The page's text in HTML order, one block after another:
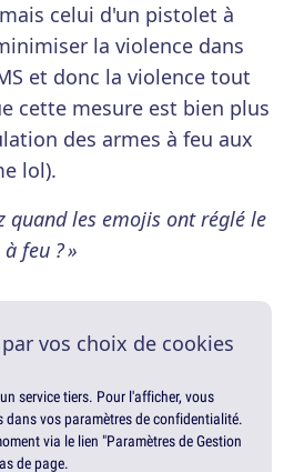
celui d'un pistolet à
la violence dans
et donc la violence tout
cette mesure est bien plus
des armes à feu aux
lol).
quand les emojis ont réglé le
feu ? »
vos choix de cookies
service tiers. Pour l'afficher, vous
dans vos paramètres de confidentialité.
via le lien "Paramètres de Gestion
de page.